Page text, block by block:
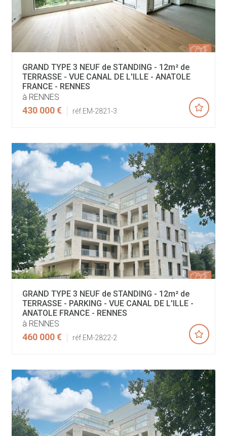
GRAND TYPE 3 NEUF de STANDING - 12m² de
TERRASSE - VUE CANAL DE L'ILLE - ANATOLE
FRANCE - RENNES
à RENNES
430 000 € réf.EM-2821-3
GRAND TYPE 3 NEUF de STANDING - 12m² de
TERRASSE - PARKING - VUE CANAL DE L'ILLE -
ANATOLE FRANCE - RENNES
à RENNES
460 000 € réf.EM-2822-2